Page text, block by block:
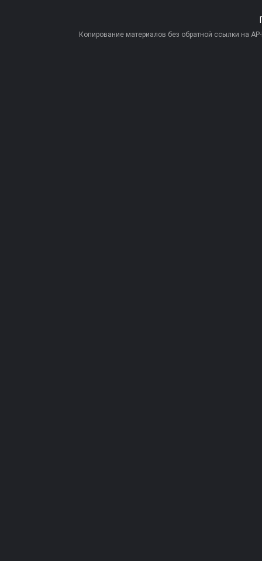
Копирование материалов без обратной ссылки на